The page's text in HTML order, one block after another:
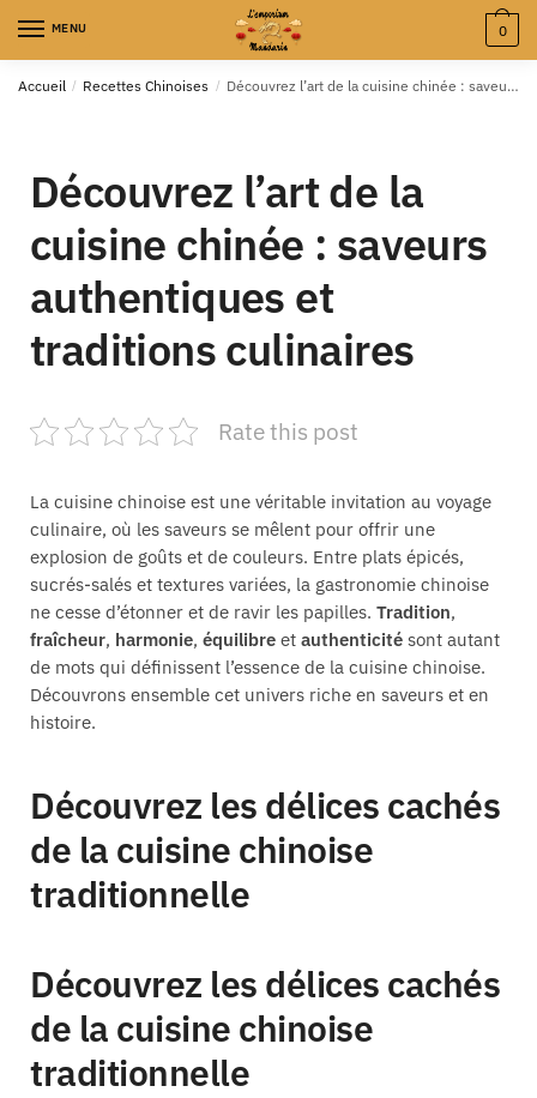
MENU 0
Accueil / Recettes Chinoises / Découvrez l’art de la cuisine chinée : saveurs authentiques et traditions culinaires
Découvrez l’art de la
cuisine chinée : saveurs
authentiques et
traditions culinaires
Rate this post
La cuisine chinoise est une véritable invitation au voyage
culinaire, où les saveurs se mêlent pour offrir une
explosion de goûts et de couleurs. Entre plats épicés,
sucrés-salés et textures variées, la gastronomie chinoise
ne cesse d’étonner et de ravir les papilles. Tradition,
fraîcheur, harmonie, équilibre et authenticité sont autant
de mots qui définissent l’essence de la cuisine chinoise.
Découvrons ensemble cet univers riche en saveurs et en
histoire.
Découvrez les délices cachés
de la cuisine chinoise
traditionnelle
Découvrez les délices cachés
de la cuisine chinoise
traditionnelle